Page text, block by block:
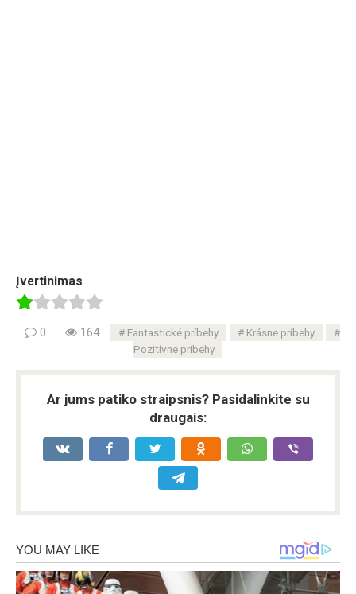
Įvertinimas
0 164 Fantastické príbehy
Krásne príbehy
Pozitívne príbehy
Ar jums patiko straipsnis? Pasidalinkite su
draugais: